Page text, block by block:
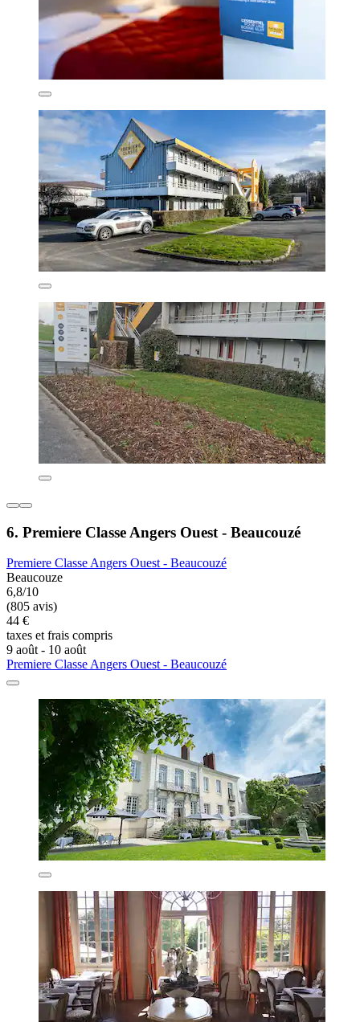
6. Premiere Classe Angers Ouest - Beaucouzé
Premiere Classe Angers Ouest - Beaucouzé
Beaucouze
6,8/10
(805 avis)
44 €
taxes et frais compris
9 août - 10 août
Premiere Classe Angers Ouest - Beaucouzé